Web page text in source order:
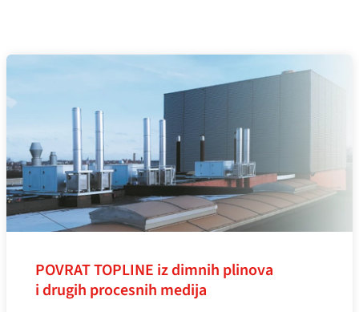
POVRAT TOPLINE iz dimnih plinova
i drugih procesnih medija